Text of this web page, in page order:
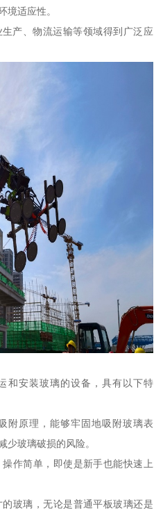
境适应性。
产、物流运输等领域得到广泛应
和安装玻璃的设备，具有以下特
附原理，能够牢固地吸附玻璃表
少玻璃破损的风险。
作简单，即使是新手也能快速上
玻璃，无论是普通平板玻璃还是